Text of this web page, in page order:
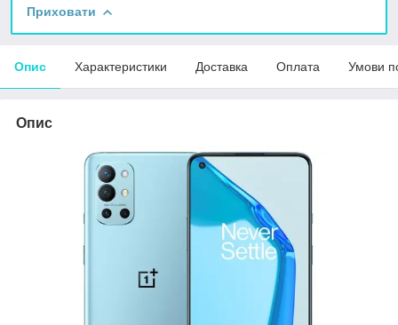
Приховати
Опис Характеристики Доставка Оплата Умови
Опис